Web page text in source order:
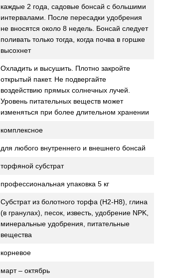
каждые 2 года, садовые бонсай с большими
интервалами. После пересадки удобрения
не вносятся около 8 недель. Бонсай следует
поливать только тогда, когда почва в горшке
высохнет
Охладить и высушить. Плотно закройте
открытый пакет. Не подвергайте
воздействию прямых солнечных лучей.
Уровень питательных веществ может
изменяться при более длительном хранении
комплексное
для любого внутреннего и внешнего бонсай
торфяной субстрат
профессиональная упаковка 5 кг
Субстрат из болотного торфа (Н2-Н8), глина
(в гранулах), песок, известь, удобрение NPK,
минеральные удобрения, питательные
вещества
корневое
март – октябрь